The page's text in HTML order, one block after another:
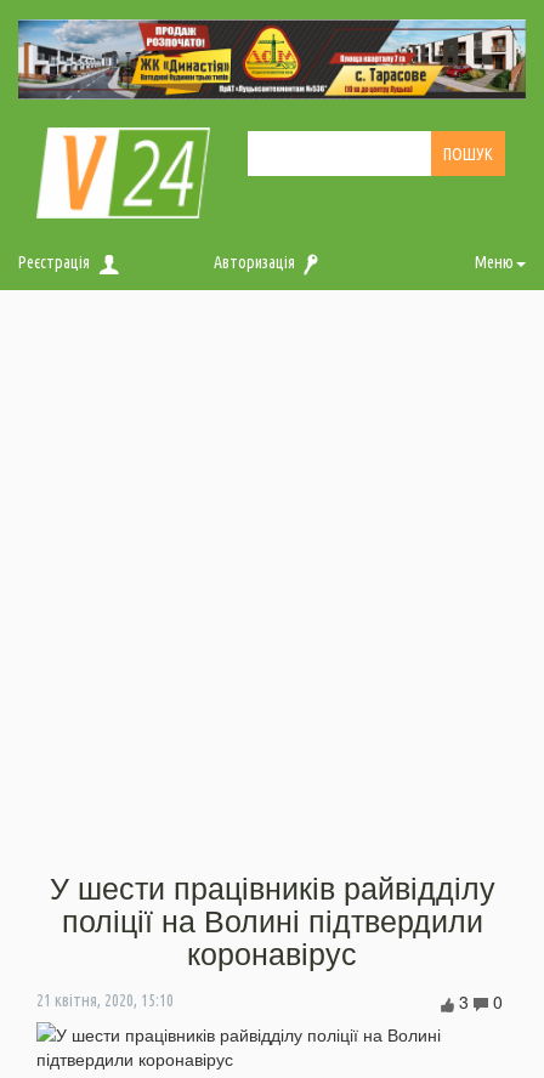
Реєстрація Авторизація Меню
У шести працівників райвідділу
поліції на Волині підтвердили
коронавірус
21 квітня, 2020, 15:10 0
3